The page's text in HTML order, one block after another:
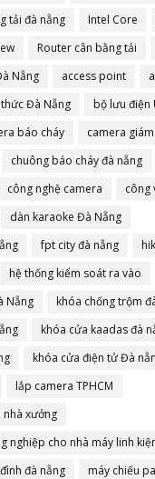
tải đà nẵng Intel Core
Router cân bằng tải
Nẵng
access point
Đà Nẵng
bộ lưu điện
báo cháy
camera
chuông báo cháy đà nẵng
công nghệ camera
công
dàn karaoke Đà Nẵng
fpt city đà nẵng
hệ thống kiểm soát ra vào
Nẵng
khóa chống trộm
khóa cửa kaadas đà
khóa cửa điện tử Đà
lắp camera TPHCM
nhà xưởng
nghiệp cho nhà máy linh
đà nẵng
máy chiếu